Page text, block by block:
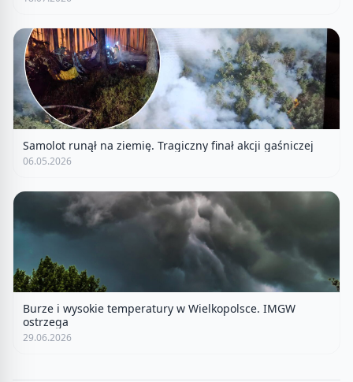
Samolot runął na ziemię. Tragiczny finał akcji gaśniczej
06.05.2026
Burze i wysokie temperatury w Wielkopolsce. IMGW
ostrzega
29.06.2026